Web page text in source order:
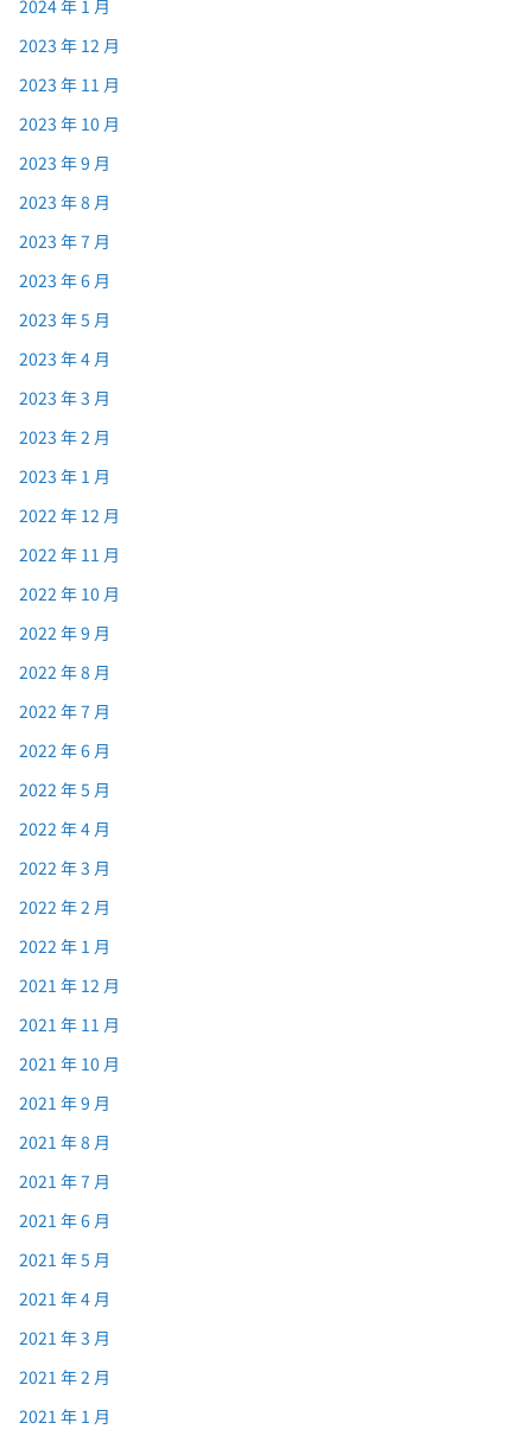
2024 年 1 月
2023 年 12 月
2023 年 11 月
2023 年 10 月
2023 年 9 月
2023 年 8 月
2023 年 7 月
2023 年 6 月
2023 年 5 月
2023 年 4 月
2023 年 3 月
2023 年 2 月
2023 年 1 月
2022 年 12 月
2022 年 11 月
2022 年 10 月
2022 年 9 月
2022 年 8 月
2022 年 7 月
2022 年 6 月
2022 年 5 月
2022 年 4 月
2022 年 3 月
2022 年 2 月
2022 年 1 月
2021 年 12 月
2021 年 11 月
2021 年 10 月
2021 年 9 月
2021 年 8 月
2021 年 7 月
2021 年 6 月
2021 年 5 月
2021 年 4 月
2021 年 3 月
2021 年 2 月
2021 年 1 月